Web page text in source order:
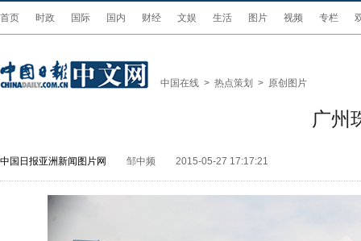
首页 时政 国际 国内 财经 文娱 生活 图片 视频 专栏
中国在线 > 热点策划 > 原创图片
广州
中国日报亚洲新闻图片网 邹中频 2015-05-27 17:17:21